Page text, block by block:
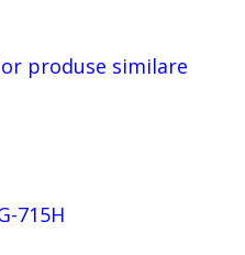
produse similare
715H